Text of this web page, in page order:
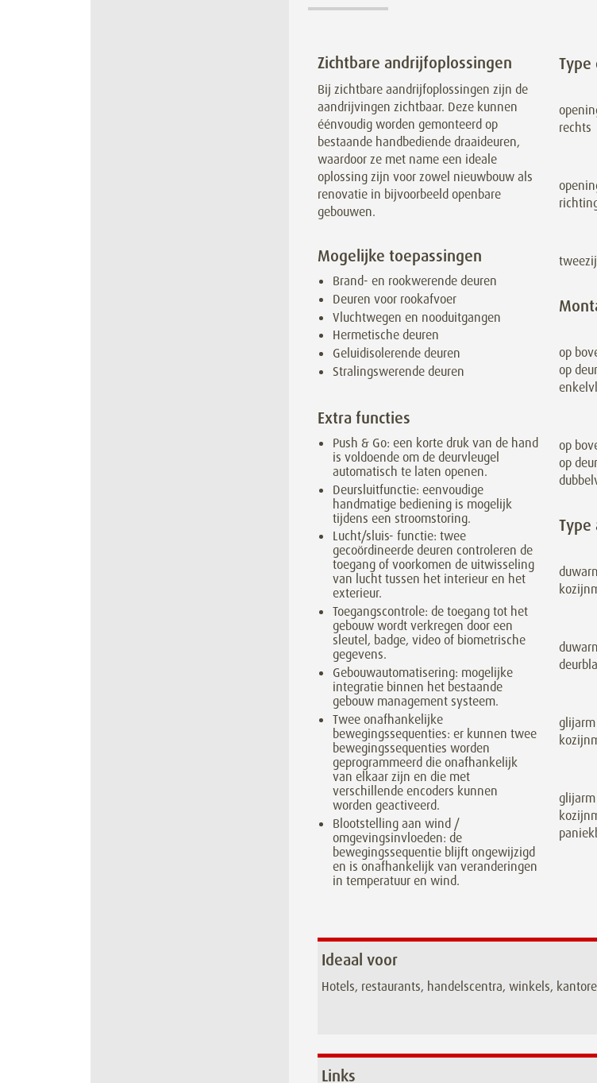
Zichtbare andrijfoplossingen
Bij zichtbare aandrijfoplossingen zijn de
aandrijvingen zichtbaar. Deze kunnen
éénvoudig worden gemonteerd op
bestaande handbediende draaideuren,
waardoor ze met name een ideale
oplossing zijn voor zowel nieuwbouw als
renovatie in bijvoorbeeld openbare
gebouwen.
Mogelijke toepassingen
Brand- en rookwerende deuren
Deuren voor rookafvoer
Vluchtwegen en nooduitgangen
Hermetische deuren
Geluidisolerende deuren
Stralingswerende deuren
Extra functies
Push & Go: een korte druk van de hand
is voldoende om de deurvleugel
automatisch te laten openen.
Deursluitfunctie: eenvoudige
handmatige bediening is mogelijk
tijdens een stroomstoring.
Lucht/sluis- functie: twee
gecoördineerde deuren controleren de
toegang of voorkomen de uitwisseling
van lucht tussen het interieur en het
exterieur.
Toegangscontrole: de toegang tot het
gebouw wordt verkregen door een
sleutel, badge, video of biometrische
gegevens.
Gebouwautomatisering: mogelijke
integratie binnen het bestaande
gebouw management systeem.
Twee onafhankelijke
bewegingssequenties: er kunnen twee
bewegingssequenties worden
geprogrammeerd die onafhankelijk
van elkaar zijn en die met
verschillende encoders kunnen
worden geactiveerd.
Blootstelling aan wind /
omgevingsinvloeden: de
bewegingssequentie blijft ongewijzigd
en is onafhankelijk van veranderingen
in temperatuur en wind.
Type
rechts
op
op
op
op
Type
glijarm
glijarm
Ideaal voor
Hotels, restaurants, handelscentra, winkels,
Links